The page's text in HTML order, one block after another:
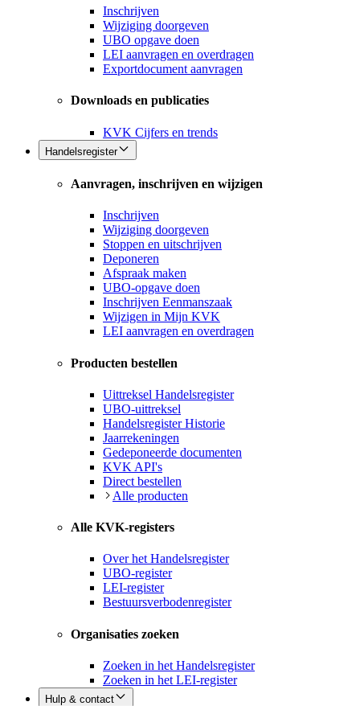
Inschrijven
Wijziging doorgeven
UBO opgave doen
LEI aanvragen en overdragen
Exportdocument aanvragen
Downloads en publicaties
KVK Cijfers en trends
Handelsregister
Aanvragen, inschrijven en wijzigen
Inschrijven
Wijziging doorgeven
Stoppen en uitschrijven
Deponeren
Afspraak maken
UBO-opgave doen
Inschrijven Eenmanszaak
Wijzigen in Mijn KVK
LEI aanvragen en overdragen
Producten bestellen
Uittreksel Handelsregister
UBO-uittreksel
Handelsregister Historie
Jaarrekeningen
Gedeponeerde documenten
KVK API's
Direct bestellen
Alle producten
Alle KVK-registers
Over het Handelsregister
UBO-register
LEI-register
Bestuursverbodenregister
Organisaties zoeken
Zoeken in het Handelsregister
Zoeken in het LEI-register
Hulp & contact